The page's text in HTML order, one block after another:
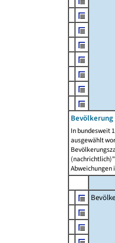
In bundesweit
ausgewählt
Abweichungen